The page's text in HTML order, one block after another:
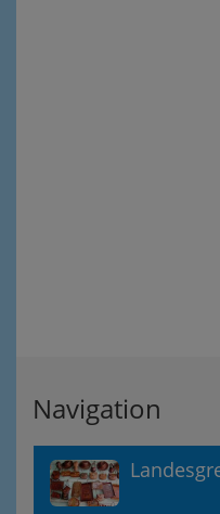
Navigation